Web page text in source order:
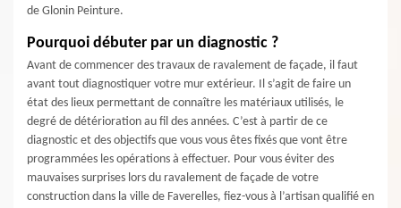
de Glonin Peinture.
Pourquoi débuter par un diagnostic ?
Avant de commencer des travaux de ravalement de façade, il faut
avant tout diagnostiquer votre mur extérieur. Il s’agit de faire un
état des lieux permettant de connaître les matériaux utilisés, le
degré de détérioration au fil des années. C’est à partir de ce
diagnostic et des objectifs que vous vous êtes fixés que vont être
programmées les opérations à effectuer. Pour vous éviter des
mauvaises surprises lors du ravalement de façade de votre
construction dans la ville de Faverelles, fiez-vous à l’artisan qualifié en